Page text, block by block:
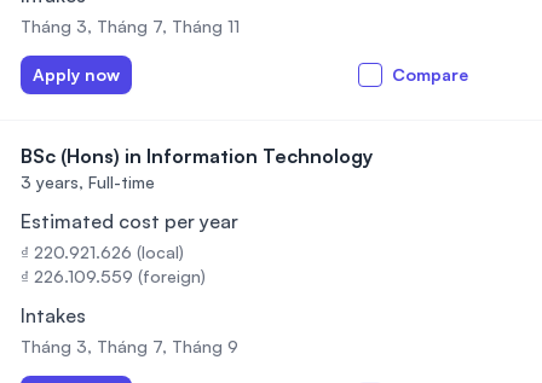
Tháng 3, Tháng 7, Tháng 11
Apply now Compare
BSc (Hons) in Information Technology
3 years, Full-time
Estimated cost per year
₫ 220.921.626 (local)
₫ 226.109.559 (foreign)
Intakes
Tháng 3, Tháng 7, Tháng 9